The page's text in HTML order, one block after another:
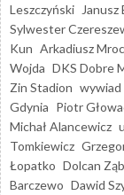
Leszczyński
Sylwester
Kun Arkadiusz
Wojda DKS Dobre
Zin Stadion wywiad
Gdynia Piotr
Michał Alancewicz
Tomkiewicz
Łopatko Dolcan
Barczewo Dawid